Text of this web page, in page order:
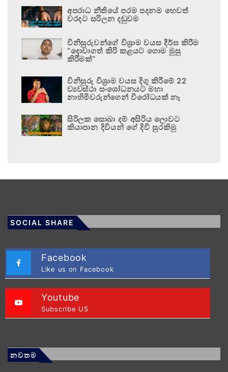
අපරාධ නීතියේ පරම පදනම හෙවත්
වරදට සරිලන දඬුවම
විනිසුරුවන්ගේ විශ්‍රාම වයස දීර්ඝ කිරීම
“දොවාගත් කිරි කළයට ගොම මුසු
කිරීමක්”
විනිසුරු විශ්‍රාම වයස දිගු කිරීමේ 22
ව්‍යවස්ථා සංශෝධනයට මහා
නාහිමිවරුන්ගෙන් විරෝධයක් නෑ
සිරිලක සොබා දම් අසිරිය ලොවට
කියාපාන දිවියන් ගේ දිවි සුරකිමු
SOCIAL SHARE
Facebook
Like us on Facebook
Youtube
Subscribe US
නවතම